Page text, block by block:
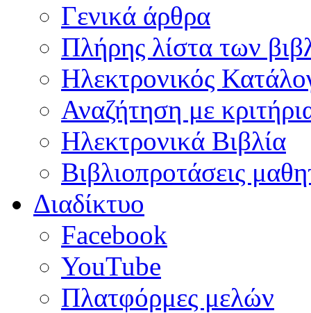
Γενικά άρθρα
Πλήρης λίστα των
Ηλεκτρονικός
Αναζήτηση με
Ηλεκτρονικά Βιβλία
Βιβλιοπροτάσεις
Διαδίκτυο
Facebook
YouTube
Πλατφόρμες μελών